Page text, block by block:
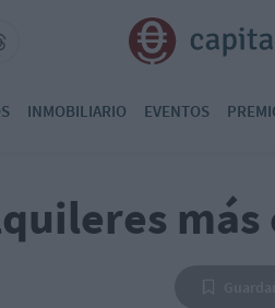
INMOBILIARIO EVENTOS
más